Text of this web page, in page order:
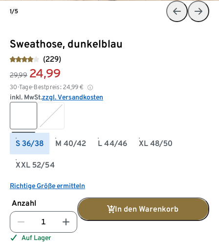
Sweathose, dunkelblau
(229)
29,99 24,99
30-Tage-Bestpreis: 24,99 €
inkl. MwSt.zzgl. Versandkosten
S 36/38 M 40/42 L 44/46 XL 48/50
XXL 52/54
Richtige Größe ermitteln
Anzahl
In den Warenkorb
Auf Lager
1/5